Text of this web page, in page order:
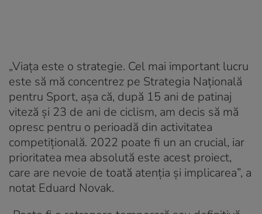
„Viaţa este o strategie. Cel mai important lucru
este să mă concentrez pe Strategia Naţională
pentru Sport, aşa că, după 15 ani de patinaj
viteză şi 23 de ani de ciclism, am decis să mă
opresc pentru o perioadă din activitatea
competiţională. 2022 poate fi un an crucial, iar
prioritatea mea absolută este acest proiect,
care are nevoie de toată atenţia şi implicarea”, a
notat Eduard Novak.